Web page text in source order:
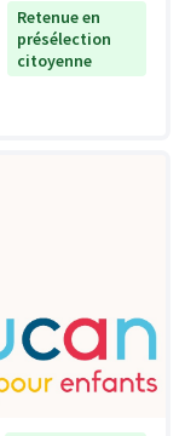
Retenue en
présélection
citoyenne